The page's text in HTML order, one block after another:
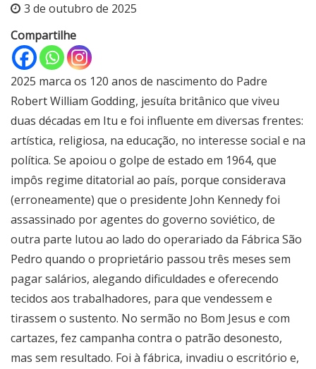
3 de outubro de 2025
Compartilhe
2025 marca os 120 anos de nascimento do Padre
Robert William Godding, jesuíta britânico que viveu
duas décadas em Itu e foi influente em diversas frentes:
artística, religiosa, na educação, no interesse social e na
política. Se apoiou o golpe de estado em 1964, que
impôs regime ditatorial ao país, porque considerava
(erroneamente) que o presidente John Kennedy foi
assassinado por agentes do governo soviético, de
outra parte lutou ao lado do operariado da Fábrica São
Pedro quando o proprietário passou três meses sem
pagar salários, alegando dificuldades e oferecendo
tecidos aos trabalhadores, para que vendessem e
tirassem o sustento. No sermão no Bom Jesus e com
cartazes, fez campanha contra o patrão desonesto,
mas sem resultado. Foi à fábrica, invadiu o escritório e,